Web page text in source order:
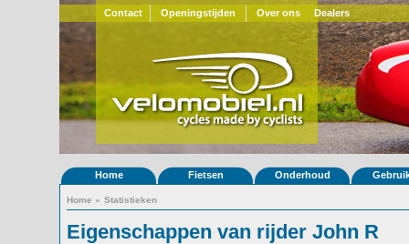
Contact Openingstijden Over ons Dealers
Home Fietsen Onderhoud
Home » Statistieken
Eigenschappen van rijder John R